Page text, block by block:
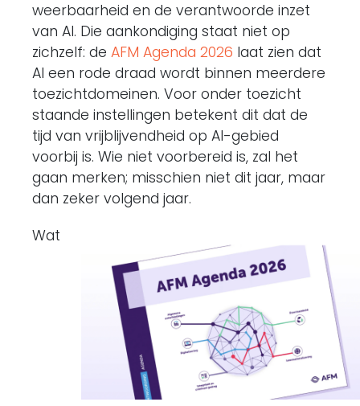
weerbaarheid en de verantwoorde inzet
van AI. Die aankondiging staat niet op
zichzelf: de AFM Agenda 2026 laat zien dat
AI een rode draad wordt binnen meerdere
toezichtdomeinen. Voor onder toezicht
staande instellingen betekent dit dat de
tijd van vrijblijvendheid op AI-gebied
voorbij is. Wie niet voorbereid is, zal het
gaan merken; misschien niet dit jaar, maar
dan zeker volgend jaar.
Wat